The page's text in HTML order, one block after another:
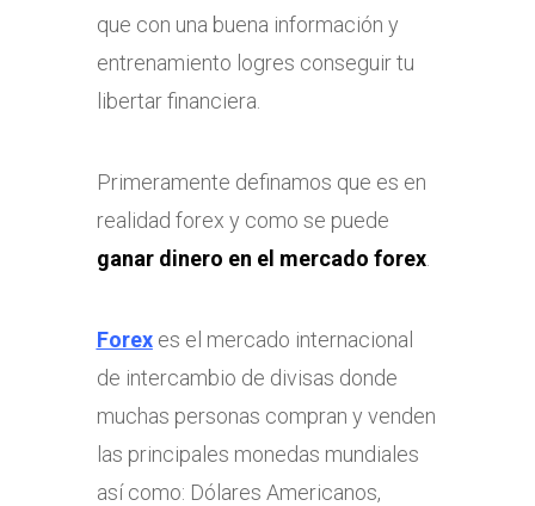
que con una buena información y
entrenamiento logres conseguir tu
libertar financiera.
Primeramente definamos que es en
realidad forex y como se puede
ganar dinero en el mercado forex.
Forexes el mercado internacional
de intercambio de divisas donde
muchas personas compran y venden
las principales monedas mundiales
así como: Dólares Americanos,